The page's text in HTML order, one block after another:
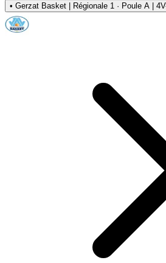
• Gerzat Basket | Régionale 1 · Poule A |